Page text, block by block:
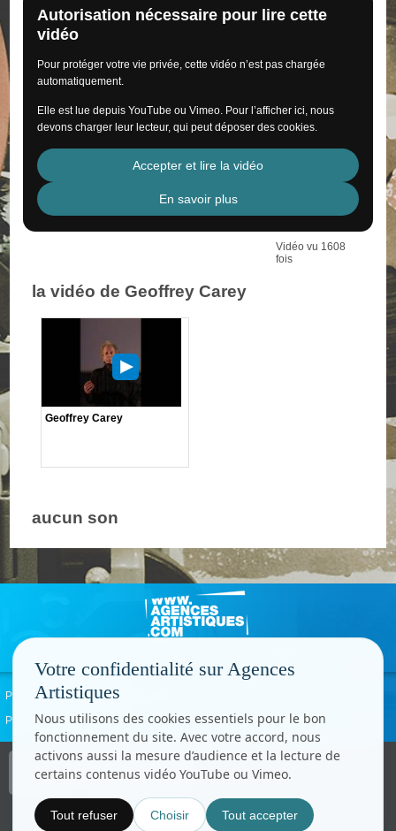
Autorisation nécessaire pour lire cette
vidéo
Pour protéger votre vie privée, cette vidéo n’est pas chargée
automatiquement.
Elle est lue depuis YouTube ou Vimeo. Pour l’afficher ici, nous
devons charger leur lecteur, qui peut déposer des cookies.
Accepter et lire la vidéo
En savoir plus
Vidéo vu 1608
fois
la vidéo de Geoffrey Carey
Geoffrey Carey
aucun son
Politique de confidentialité
Paramètres cookies
Copyright © CC.Comunication
Tous droits réservés
Votre confidentialité sur Agences
Artistiques
Nous utilisons des cookies essentiels pour le bon
fonctionnement du site. Avec votre accord, nous
activons aussi la mesure d’audience et la lecture de
certains contenus vidéo YouTube ou Vimeo.
Tout refuser Choisir Tout accepter